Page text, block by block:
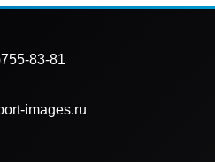
83-81
images.ru